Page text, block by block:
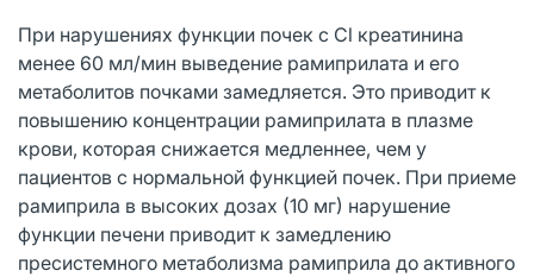
При нарушениях функции почек с Cl креатинина
менее 60 мл/мин выведение рамиприлата и его
метаболитов почками замедляется. Это приводит к
повышению концентрации рамиприлата в плазме
крови, которая снижается медленнее, чем у
пациентов с нормальной функцией почек. При приеме
рамиприла в высоких дозах (10 мг) нарушение
функции печени приводит к замедлению
пресистемного метаболизма рамиприла до активного